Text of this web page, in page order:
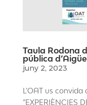
Taula Rodona
pública
juny 2, 2023
L’OAT us
“EXPERIÈNCIES